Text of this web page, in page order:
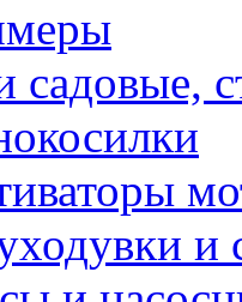
садовые,
и